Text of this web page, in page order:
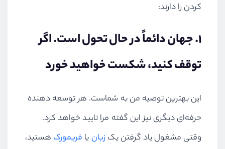
کردن را دارند:
1. جهان دائماً در حال تحول است. اگر
توقف کنید، شکست خواهید خورد
این بهترین توصیه من به شماست. هر توسعه دهنده
حرفه‌ای دیگری نیز این گفته مرا تایید خواهد کرد.
وقتی مشغول یاد گرفتن یکزبانیا فریمورک هستید،